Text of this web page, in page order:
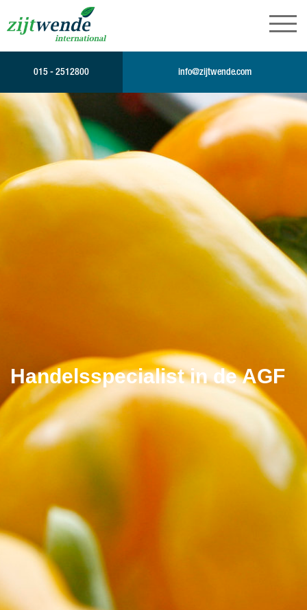
015 - 2512800 info@zijtwende.com
Handelsspecialist in de AGF